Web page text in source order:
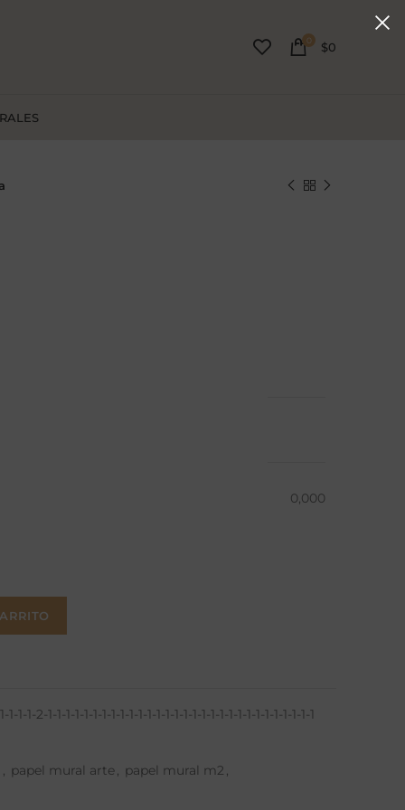
0 $0
0,000
1-1-2-1-1-1-1-1-1-1-1-1-1-1-1-1-1-1-1-1-1-1-1-1-1-1-1-1-1-1-1-1-1
, papel mural arte, papel mural m2 ,